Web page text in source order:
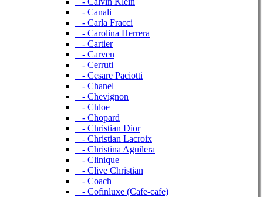
- Canali
- Carla Fracci
- Carolina Herrera
- Cartier
- Carven
- Cerruti
- Cesare Paciotti
- Chanel
- Chevignon
- Chloe
- Chopard
- Christian Dior
- Christian Lacroix
- Christina Aguilera
- Clinique
- Clive Christian
- Coach
- Cofinluxe (Cafe-cafe)